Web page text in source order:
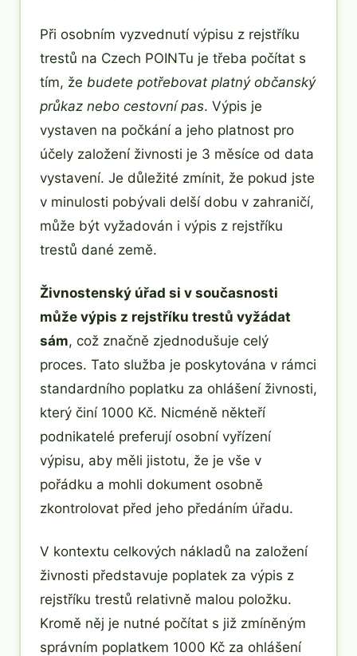
Při osobním vyzvednutí výpisu z rejstříku
trestů na Czech POINTu je třeba počítat s
tím, že budete potřebovat platný občanský
průkaz nebo cestovní pas. Výpis je
vystaven na počkání a jeho platnost pro
účely založení živnosti je 3 měsíce od data
vystavení. Je důležité zmínit, že pokud jste
v minulosti pobývali delší dobu v zahraničí,
může být vyžadován i výpis z rejstříku
trestů dané země.
Živnostenský úřad si v současnosti
může výpis z rejstříku trestů vyžádat
sám, což značně zjednodušuje celý
proces. Tato služba je poskytována v rámci
standardního poplatku za ohlášení živnosti,
který činí 1000 Kč. Nicméně někteří
podnikatelé preferují osobní vyřízení
výpisu, aby měli jistotu, že je vše v
pořádku a mohli dokument osobně
zkontrolovat před jeho předáním úřadu.
V kontextu celkových nákladů na založení
živnosti představuje poplatek za výpis z
rejstříku trestů relativně malou položku.
Kromě něj je nutné počítat s již zmíněným
správním poplatkem 1000 Kč za ohlášení